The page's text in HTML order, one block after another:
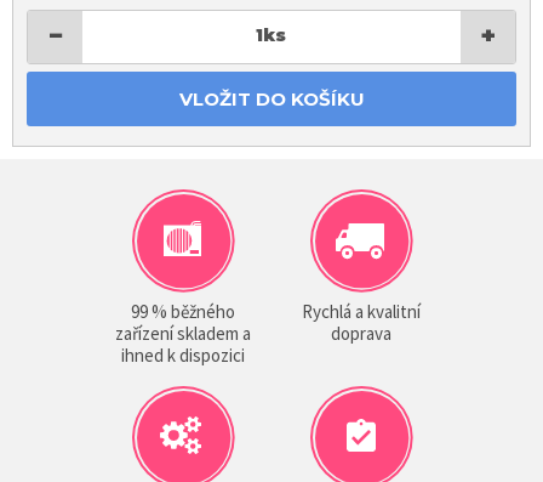
− 1ks +
VLOŽIT DO KOŠÍKU
99 % běžného
zařízení skladem a
ihned k dispozici
Rychlá a kvalitní
doprava